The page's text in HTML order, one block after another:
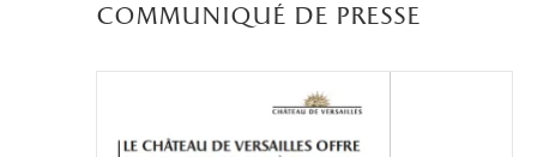
communiqué de presse